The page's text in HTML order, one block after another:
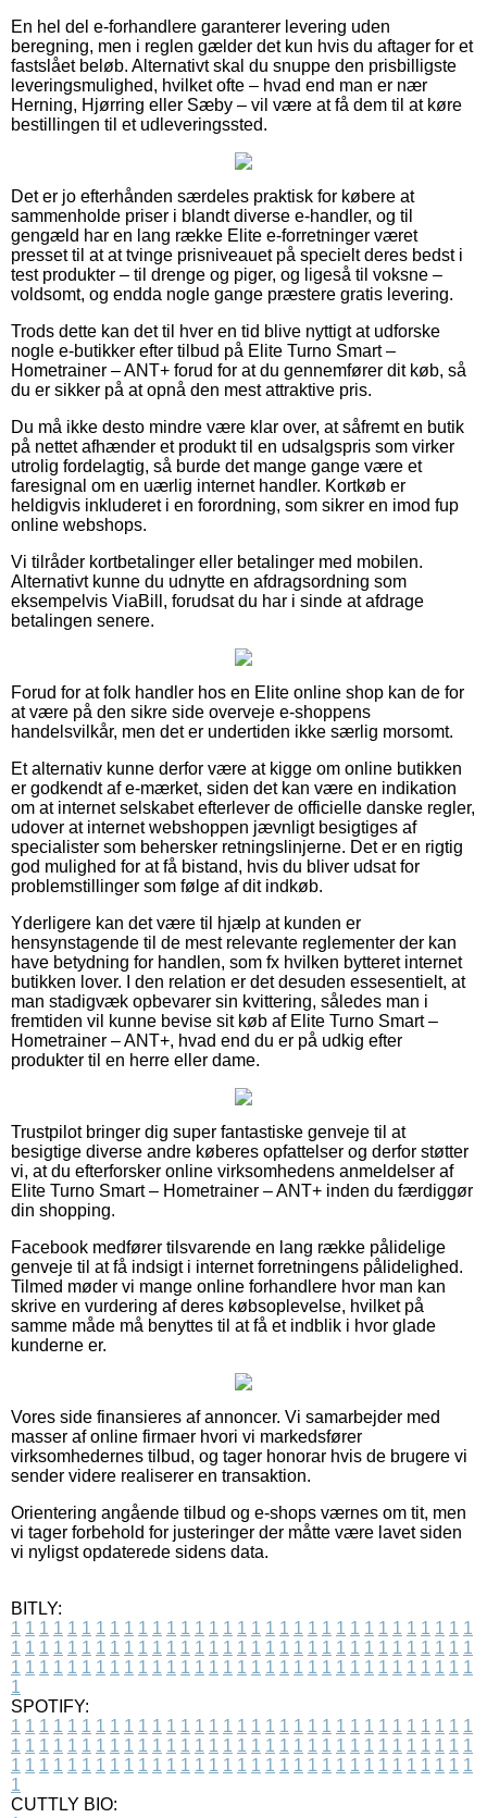
En hel del e-forhandlere garanterer levering uden
beregning, men i reglen gælder det kun hvis du aftager for et
fastslået beløb. Alternativt skal du snuppe den prisbilligste
leveringsmulighed, hvilket ofte – hvad end man er nær
Herning, Hjørring eller Sæby – vil være at få dem til at køre
bestillingen til et udleveringssted.
Det er jo efterhånden særdeles praktisk for købere at
sammenholde priser i blandt diverse e-handler, og til
gengæld har en lang række Elite e-forretninger været
presset til at at tvinge prisniveauet på specielt deres bedst i
test produkter – til drenge og piger, og ligeså til voksne –
voldsomt, og endda nogle gange præstere gratis levering.
Trods dette kan det til hver en tid blive nyttigt at udforske
nogle e-butikker efter tilbud på Elite Turno Smart –
Hometrainer – ANT+ forud for at du gennemfører dit køb, så
du er sikker på at opnå den mest attraktive pris.
Du må ikke desto mindre være klar over, at såfremt en butik
på nettet afhænder et produkt til en udsalgspris som virker
utrolig fordelagtig, så burde det mange gange være et
faresignal om en uærlig internet handler. Kortkøb er
heldigvis inkluderet i en forordning, som sikrer en imod fup
online webshops.
Vi tilråder kortbetalinger eller betalinger med mobilen.
Alternativt kunne du udnytte en afdragsordning som
eksempelvis ViaBill, forudsat du har i sinde at afdrage
betalingen senere.
Forud for at folk handler hos en Elite online shop kan de for
at være på den sikre side overveje e-shoppens
handelsvilkår, men det er undertiden ikke særlig morsomt.
Et alternativ kunne derfor være at kigge om online butikken
er godkendt af e-mærket, siden det kan være en indikation
om at internet selskabet efterlever de officielle danske regler,
udover at internet webshoppen jævnligt besigtiges af
specialister som behersker retningslinjerne. Det er en rigtig
god mulighed for at få bistand, hvis du bliver udsat for
problemstillinger som følge af dit indkøb.
Yderligere kan det være til hjælp at kunden er
hensynstagende til de mest relevante reglementer der kan
have betydning for handlen, som fx hvilken bytteret internet
butikken lover. I den relation er det desuden essesentielt, at
man stadigvæk opbevarer sin kvittering, således man i
fremtiden vil kunne bevise sit køb af Elite Turno Smart –
Hometrainer – ANT+, hvad end du er på udkig efter
produkter til en herre eller dame.
Trustpilot bringer dig super fantastiske genveje til at
besigtige diverse andre køberes opfattelser og derfor støtter
vi, at du efterforsker online virksomhedens anmeldelser af
Elite Turno Smart – Hometrainer – ANT+ inden du færdiggør
din shopping.
Facebook medfører tilsvarende en lang række pålidelige
genveje til at få indsigt i internet forretningens pålidelighed.
Tilmed møder vi mange online forhandlere hvor man kan
skrive en vurdering af deres købsoplevelse, hvilket på
samme måde må benyttes til at få et indblik i hvor glade
kunderne er.
Vores side finansieres af annoncer. Vi samarbejder med
masser af online firmaer hvori vi markedsfører
virksomhedernes tilbud, og tager honorar hvis de brugere vi
sender videre realiserer en transaktion.
Orientering angående tilbud og e-shops værnes om tit, men
vi tager forbehold for justeringer der måtte være lavet siden
vi nyligst opdaterede sidens data.
BITLY:
1 1 1 1 1 1 1 1 1 1 1 1 1 1 1 1 1 1 1 1 1 1 1 1 1 1 1 1 1 1 1 1 1
1 1 1 1 1 1 1 1 1 1 1 1 1 1 1 1 1 1 1 1 1 1 1 1 1 1 1 1 1 1 1 1 1
1 1 1 1 1 1 1 1 1 1 1 1 1 1 1 1 1 1 1 1 1 1 1 1 1 1 1 1 1 1 1 1 1
1
SPOTIFY:
1 1 1 1 1 1 1 1 1 1 1 1 1 1 1 1 1 1 1 1 1 1 1 1 1 1 1 1 1 1 1 1 1
1 1 1 1 1 1 1 1 1 1 1 1 1 1 1 1 1 1 1 1 1 1 1 1 1 1 1 1 1 1 1 1 1
1 1 1 1 1 1 1 1 1 1 1 1 1 1 1 1 1 1 1 1 1 1 1 1 1 1 1 1 1 1 1 1 1
1
CUTTLY BIO: